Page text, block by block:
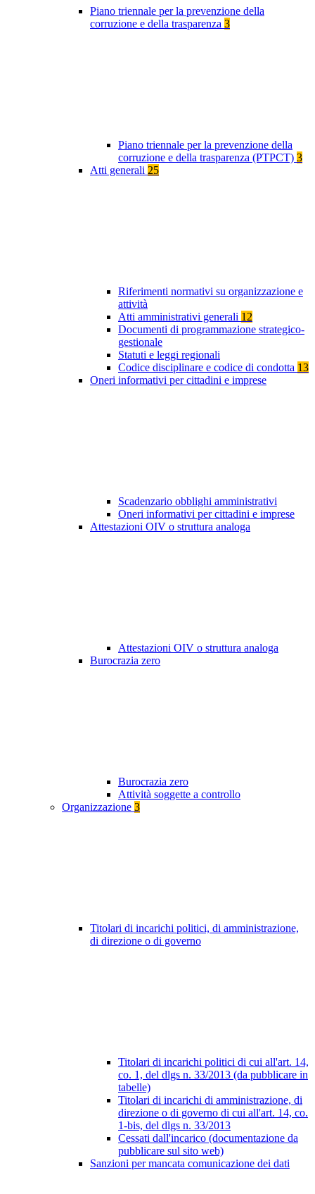
Piano triennale per la prevenzione della
corruzione e della trasparenza 3
Piano triennale per la prevenzione della
corruzione e della trasparenza (PTPCT) 3
Atti generali 25
Riferimenti normativi su organizzazione e
attività
Atti amministrativi generali 12
Documenti di programmazione strategico-
gestionale
Statuti e leggi regionali
Codice disciplinare e codice di condotta 13
Oneri informativi per cittadini e imprese
Scadenzario obblighi amministrativi
Oneri informativi per cittadini e imprese
Attestazioni OIV o struttura analoga
Attestazioni OIV o struttura analoga
Burocrazia zero
Burocrazia zero
Attività soggette a controllo
Organizzazione 3
Titolari di incarichi politici, di amministrazione,
di direzione o di governo
Titolari di incarichi politici di cui all'art. 14,
co. 1, del dlgs n. 33/2013 (da pubblicare in
tabelle)
Titolari di incarichi di amministrazione, di
direzione o di governo di cui all'art. 14, co.
1-bis, del dlgs n. 33/2013
Cessati dall'incarico (documentazione da
pubblicare sul sito web)
Sanzioni per mancata comunicazione dei dati